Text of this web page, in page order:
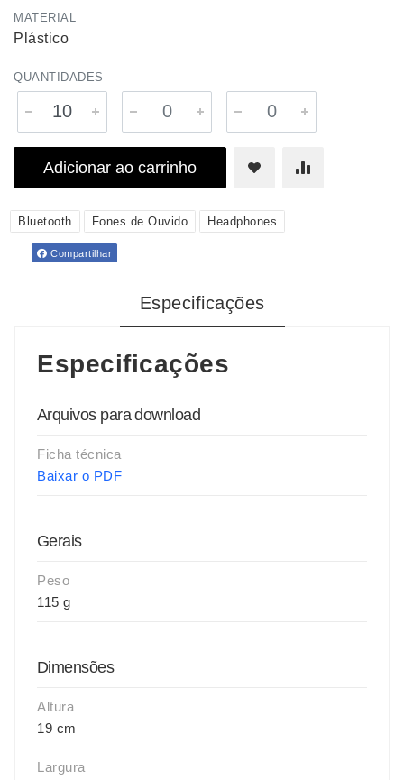
MATERIAL
Plástico
QUANTIDADES
Adicionar ao carrinho
Bluetooth Fones de Ouvido Headphones
Compartilhar
Especificações
Especificações
Arquivos para download
Ficha técnica
Baixar o PDF
Gerais
Peso
115 g
Dimensões
Altura
19 cm
Largura